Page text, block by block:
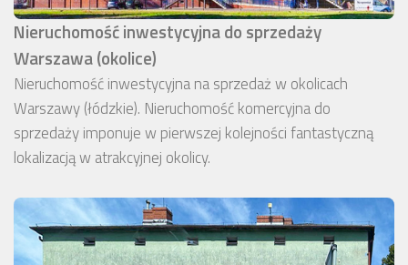
Nieruchomość inwestycyjna do sprzedaży
Warszawa (okolice)
Nieruchomość inwestycyjna na sprzedaż w okolicach
Warszawy (łódzkie). Nieruchomość komercyjna do
sprzedaży imponuje w pierwszej kolejności fantastyczną
lokalizacją w atrakcyjnej okolicy.